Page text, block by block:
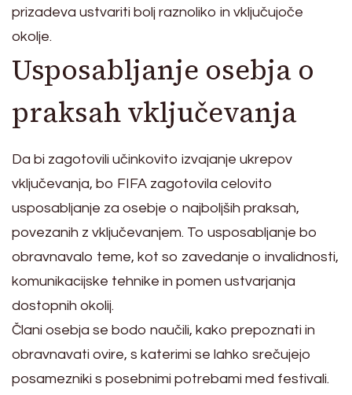
prizadeva ustvariti bolj raznoliko in vključujoče
okolje.
Usposabljanje osebja o
praksah vključevanja
Da bi zagotovili učinkovito izvajanje ukrepov
vključevanja, bo FIFA zagotovila celovito
usposabljanje za osebje o najboljših praksah,
povezanih z vključevanjem. To usposabljanje bo
obravnavalo teme, kot so zavedanje o invalidnosti,
komunikacijske tehnike in pomen ustvarjanja
dostopnih okolij.
Člani osebja se bodo naučili, kako prepoznati in
obravnavati ovire, s katerimi se lahko srečujejo
posamezniki s posebnimi potrebami med festivali.